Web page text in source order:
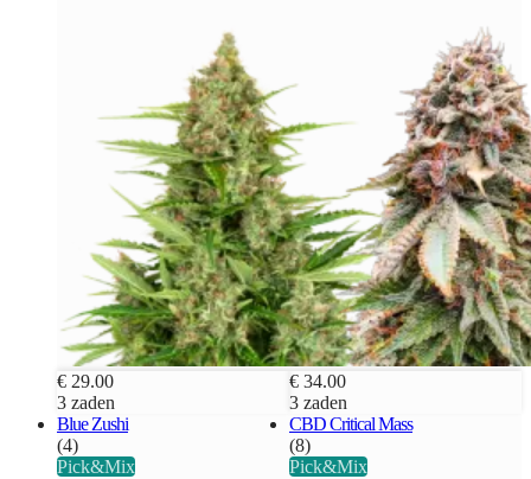
€ 29.00
3 zaden
€ 34.00
3 zaden
Blue Zushi
(4)
Pick&Mix
CBD Critical Mass
(8)
Pick&Mix